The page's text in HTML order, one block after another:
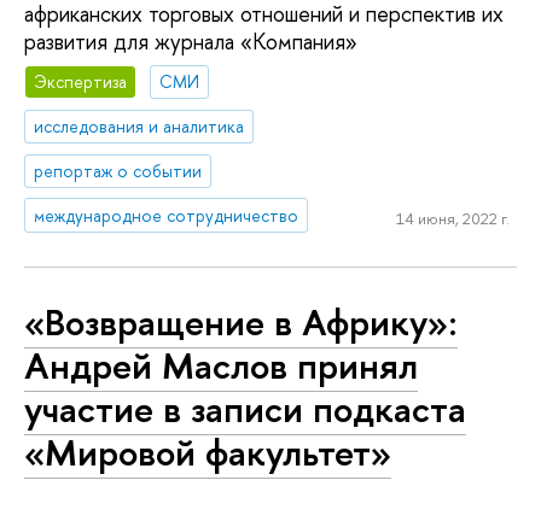
африканских торговых отношений и перспектив их
развития для журнала «Компания»
Экспертиза
СМИ
исследования и аналитика
репортаж о событии
международное сотрудничество
14 июня, 2022 г.
«Возвращение в Африку»:
Андрей Маслов принял
участие в записи подкаста
«Мировой факультет»